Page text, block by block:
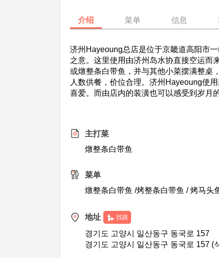
介绍 菜单 信息
济州Hayeoung总店是位于京畿道高阳市
之意。这里使用由济州岛水协直接空运而
或燉整条白带鱼，并与其他小菜摆满整桌
人数供餐，价位合理。济州Hayeoung使
喜爱。而由店内的装潢也可以感受到岁月
主打菜
燉整条白带鱼
菜单
燉整条白带鱼 /烤整条白带鱼 / 烤马头
地址 找路
경기도 고양시 일산동구 동국로 157
경기도 고양시 일산동구 동국로 157 (